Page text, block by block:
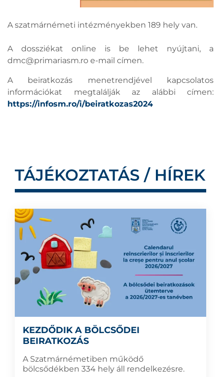
A szatmárnémeti intézményekben 189 hely van.
A dossziékat online is be lehet nyújtani, a
dmc@primariasm.ro e-mail címen.
A beiratkozás menetrendjével kapcsolatos
információkat megtalálják az alábbi címen:
https://infosm.ro/i/beiratkozas2024
TÁJÉKOZTATÁS / HÍREK
KEZDŐDIK A BÖLCSŐDEI
BEIRATKOZÁS
A Szatmárnémetiben működő
bölcsődékben 334 hely áll rendelkezésre.